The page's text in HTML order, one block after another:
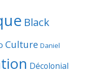
Black
Culture Daniel
Décolonial